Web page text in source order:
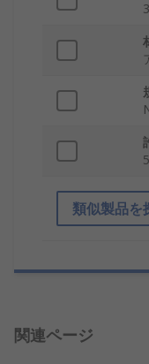
類似製品を
関連ページ